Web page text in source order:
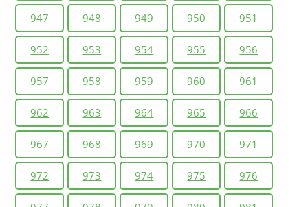
947 948 949 950 951
952 953 954 955 956
957 958 959 960 961
962 963 964 965 966
967 968 969 970 971
972 973 974 975 976